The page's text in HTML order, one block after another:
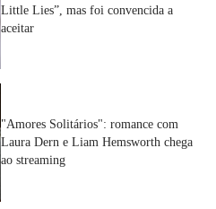
Little Lies”, mas foi convencida a
aceitar
"Amores Solitários": romance com
Laura Dern e Liam Hemsworth chega
ao streaming